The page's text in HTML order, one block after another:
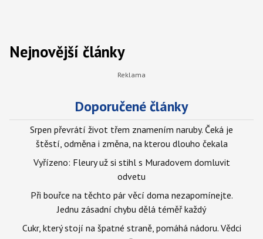
Nejnovější články
Doporučené články
Srpen převrátí život třem znamením naruby. Čeká je
štěstí, odměna i změna, na kterou dlouho čekala
Vyřízeno: Fleury už si stihl s Muradovem domluvit
odvetu
Při bouřce na těchto pár věcí doma nezapomínejte.
Jednu zásadní chybu dělá téměř každý
Cukr, který stojí na špatné straně, pomáhá nádoru. Vědci